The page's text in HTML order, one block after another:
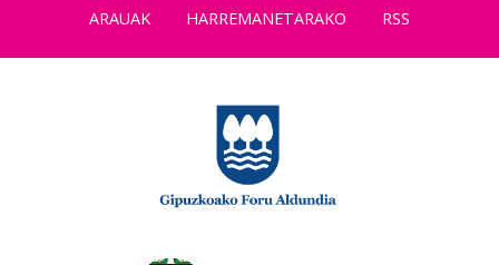
ARAUAK
HARREMANETARAKO RSS